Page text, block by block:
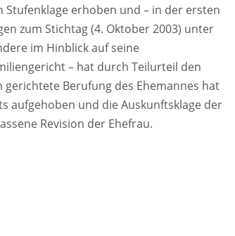
Stufenklage erhoben und – in der ersten
zum Stichtag (4. Oktober 2003) unter
im Hinblick auf seine
– hat durch Teilurteil den
Berufung des Ehemannes hat
aufgehoben und die Auskunftsklage der
Revision der Ehefrau.